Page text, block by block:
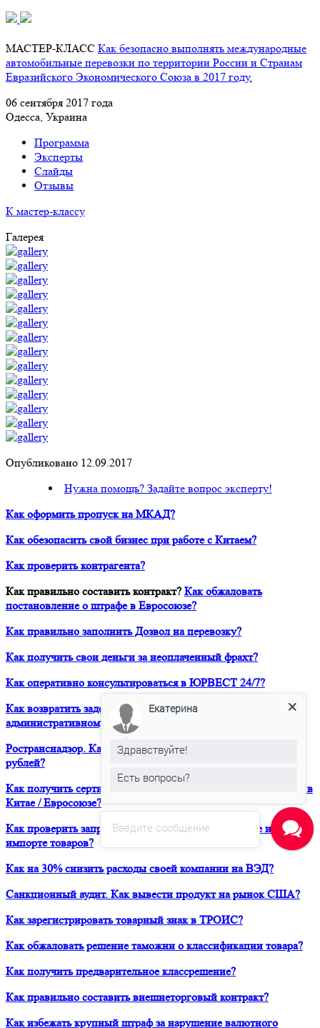
МАСТЕР-КЛАСС Как безопасно выполнять международные
автомобильные перевозки по территории России и Странам
Евразийского Экономического Союза в 2017 году.
06 сентября 2017 года
Одесса, Украина
Программа
Эксперты
Слайды
Отзывы
К мастер-классу
Галерея
Опубликовано 12.09.2017
Нужна помощь? Задайте вопрос эксперту!
Как оформить пропуск на МКАД?
Как обезопасить свой бизнес при работе с Китаем?
Как проверить контрагента?
Как правильно составить контракт? Как обжаловать
постановление о штрафе в Евросоюзе?
Как правильно заполнить Дозвол на перевозку?
Как получить свои деньги за неоплаченный фрахт?
Как оперативно консультироваться в ЮРВЕСТ 24/7?
Как возвратить задержанный таможней товар по
административному делу?
Ространснадзор. Как избежать штрафа в размере 200 000
рублей?
Как получить сертификат о форс-мажорных обстоятельствах в
Китае / Евросоюзе?
Как проверить запреты и ограничения при транзите и
импорте товаров?
Как на 30% снизить расходы своей компании на ВЭД?
Санкционный аудит. Как вывести продукт на рынок США?
Как зарегистрировать товарный знак в ТРОИС?
Как обжаловать решение таможни о классификации товара?
Как получить предварительное классрешение?
Как правильно составить внешнеторговый контракт?
Как избежать крупный штраф за нарушение валютного
Введите сообщение
Екатерина
Здравствуйте!
Есть вопросы?